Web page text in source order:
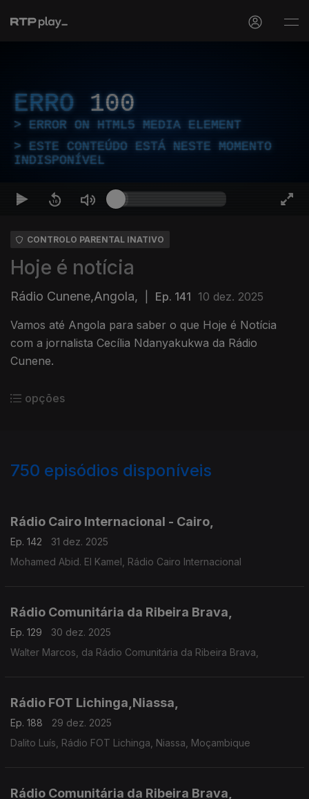
ERRO 100
ERROR ON HTML5 MEDIA ELEMENT
ESTE CONTEÚDO ESTÁ NESTE MOMENTO
INDISPONÍVEL
CONTROLO PARENTAL INATIVO
Hoje é notícia
Rádio Cunene,Angola, Ep. 141 10 dez. 2025
Vamos até Angola para saber o que Hoje é Notícia
com a jornalista Cecília Ndanyakukwa da Rádio
Cunene.
opções
750 episódios disponíveis
Rádio Cairo Internacional - Cairo,
Ep. 142
31 dez. 2025
Mohamed Abid. El Kamel, Rádio Cairo Internacional
Rádio Comunitária da Ribeira Brava,
Ep. 129
30 dez. 2025
Walter Marcos, da Rádio Comunitária da Ribeira Brava,
Rádio FOT Lichinga,Niassa,
Ep. 188
29 dez. 2025
Dalito Luís, Rádio FOT Lichinga, Niassa, Moçambique
Rádio Comunitária da Ribeira Brava,